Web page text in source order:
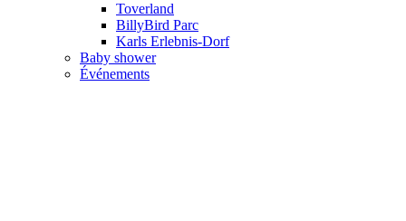
Toverland
BillyBird Parc
Karls Erlebnis-Dorf
Baby shower
Événements